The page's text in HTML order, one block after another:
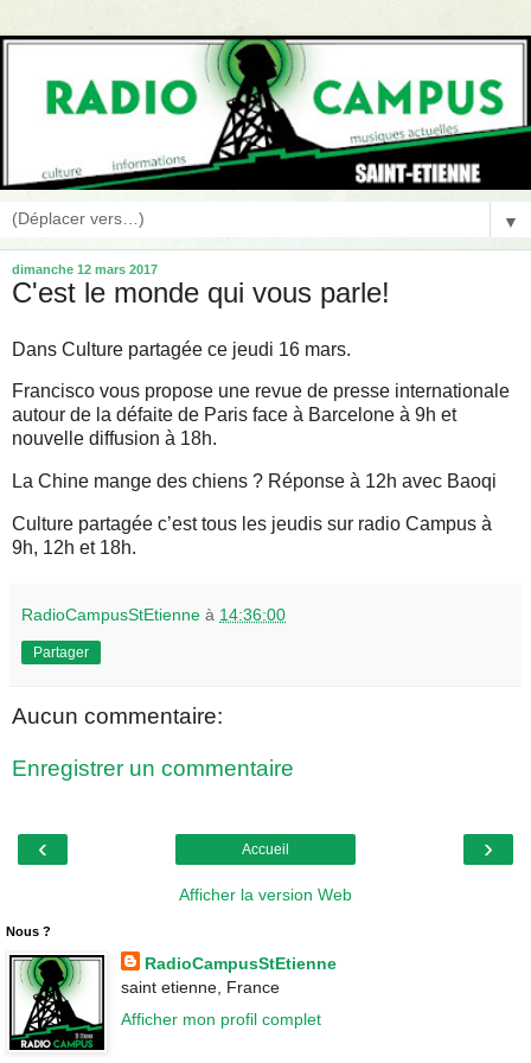
▼
dimanche 12 mars 2017
C'est le monde qui vous parle!
Dans Culture partagée ce jeudi 16 mars.
Francisco vous propose une revue de presse internationale
autour de la défaite de Paris face à Barcelone à 9h et
nouvelle diffusion à 18h.
La Chine mange des chiens ? Réponse à 12h avec Baoqi
Culture partagée c’est tous les jeudis sur radio Campus à
9h, 12h et 18h.
RadioCampusStEtienne à 14:36:00
Partager
Aucun commentaire:
Enregistrer un commentaire
‹ ›
Accueil
Afficher la version Web
Nous ?
RadioCampusStEtienne
saint etienne, France
Afficher mon profil complet